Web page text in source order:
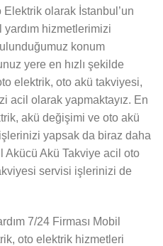
olarak İstanbul’un
hizmetlerimizi
konum
yere en hızlı şekilde
elektrik, oto akü takviyesi,
acil olarak yapmaktayız. En
akü değişimi ve oto akü
yapsak da biraz daha
Akücü Akü Takviye acil oto
servisi işlerinizi de
7/24 Firması Mobil
oto elektrik hizmetleri